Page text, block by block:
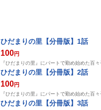
ひだまりの里【分冊版】1話
100円
『ひだまりの里』にパートで勤め始めた百
ひだまりの里【分冊版】2話
100円
『ひだまりの里』にパートで勤め始めた百
ひだまりの里【分冊版】3話